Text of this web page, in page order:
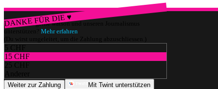
DANKE FÜR DIE ♥
Würdest du gerne watson und unseren Journalismus
unterstützen? Mehr erfahren
(Du wirst umgeleitet, um die Zahlung abzuschliessen.)
5 CHF
15 CHF
25 CHF
Anderer
Weiter zur Zahlung
Mit Twint unterstützen